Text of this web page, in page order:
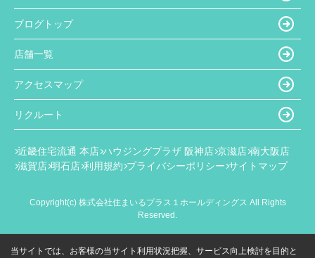
ブログトップ
店舗一覧
アクセスマップ
リクルート
近畿住宅流通 本店 ハウジングプラザ 阪神店 京滋店 南大阪店
滋賀店 明石店 利用規約 プライバシーポリシー サイトマップ
Copyright(c) 株式会社住まいるプラス１ホールディングス All Rights
Reserved.
当サイトでは、お客様の当サイト利用状況把握、サービス向上検討を目的と